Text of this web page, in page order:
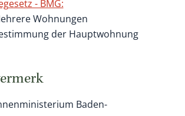
- BMG:
Wohnungen
der Hauptwohnung
Baden-